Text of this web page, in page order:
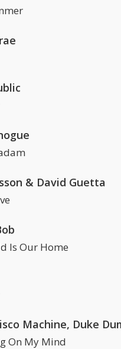
& David Guetta
Is Our Home
On My Mind